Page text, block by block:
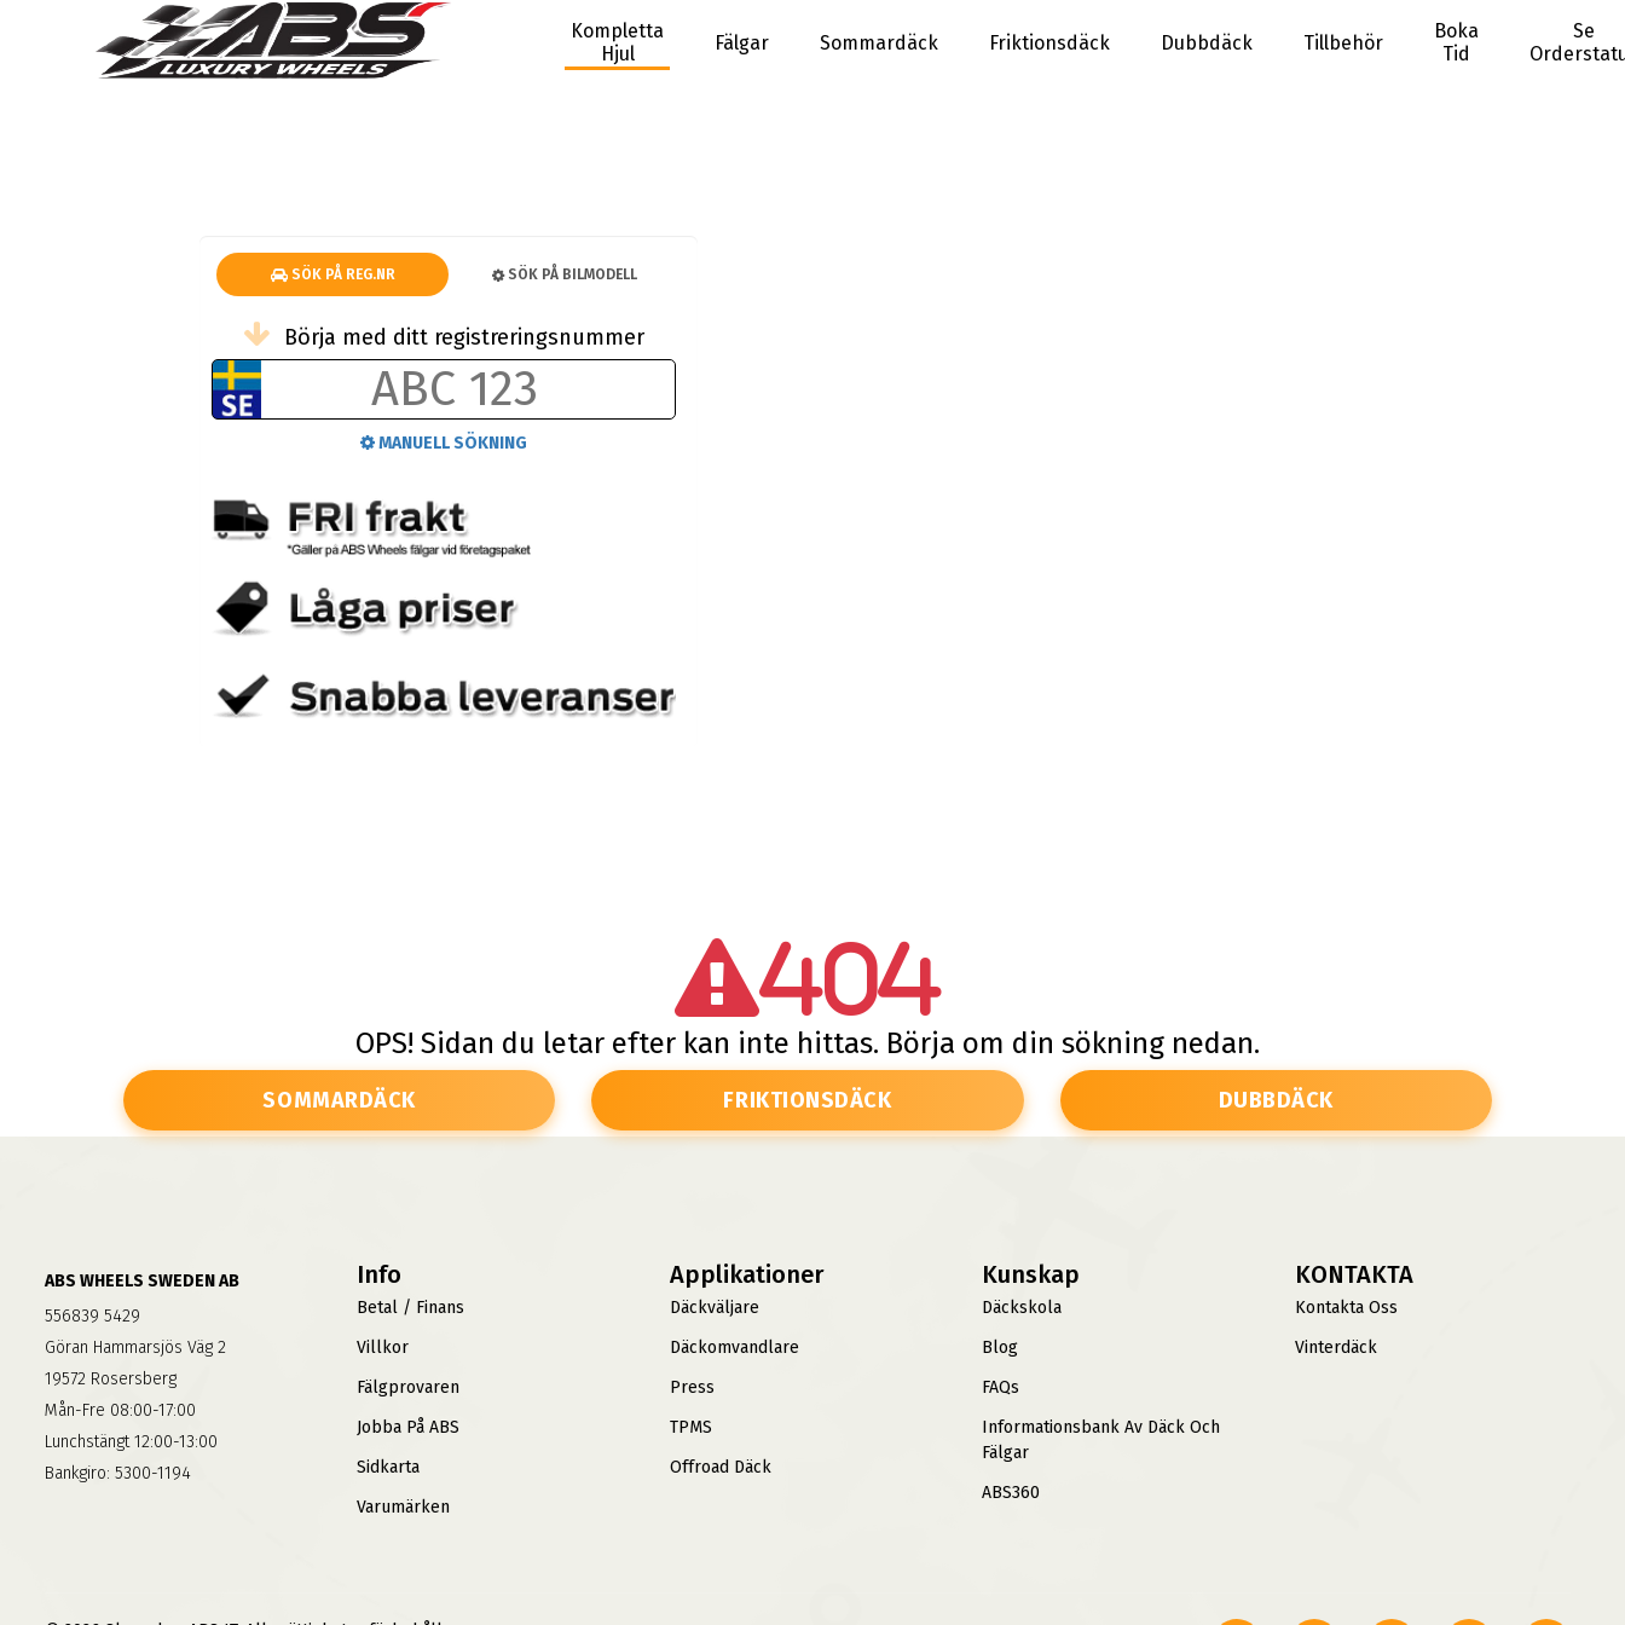
Kompletta
Hjul
Fälgar Sommardäck Friktionsdäck Dubbdäck Tillbehör
Boka
Tid
Se
SÖK PÅ REG.NR SÖK PÅ BILMODELL
Börja med ditt registreringsnummer
MANUELL SÖKNING
404
OPS! Sidan du letar efter kan inte hittas. Börja om din sökning nedan.
SOMMARDÄCK FRIKTIONSDÄCK DUBBDÄCK
ABS WHEELS SWEDEN AB
556839 5429
Göran Hammarsjös Väg 2
19572 Rosersberg
Mån-Fre 08:00-17:00
Lunchstängt 12:00-13:00
Bankgiro: 5300-1194
Info
Betal / Finans
Villkor
Fälgprovaren
Jobba På ABS
Sidkarta
Varumärken
Applikationer
Däckväljare
Däckomvandlare
Press
TPMS
Offroad Däck
Kunskap
Däckskola
Blog
FAQs
Informationsbank Av Däck Och
Fälgar
ABS360
KONTAKTA
Kontakta Oss
Vinterdäck